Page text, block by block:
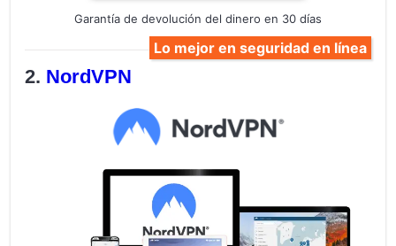
Garantía de devolución del dinero en 30 días
Lo mejor en seguridad en línea
NordVPN